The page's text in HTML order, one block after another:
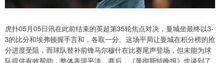
虎扑05月05日讯在此前结束的英超第35轮焦点对决，曼城坐最终以3-
3的比分和埃弗顿握手言和，各取一分。这场平局让曼城在积分榜的抢
分进度受阻，而球队替补前锋马尔穆什在比赛尾声登场，但未能为球
队提供有效帮助，整体表现平淡。赛后，《曼彻斯特晚报》也谈到了